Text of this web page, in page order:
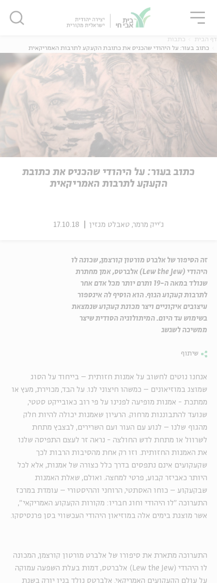
נוער
אנגלית
דף הבית
כתבות
כתוב בעור: על היהודי שהכניס את כתובת הקעקע לתרבות האמריקאית
כתוב בעור: על היהודי שהכניס את כתובת
הקעקע לתרבות האמריקאית
ג'ייק מרמר, טאבלט מגזין 17.10.18
זה הסיפור של אלברט מורטון קורצמן, שכונה לו
היהודי (Lew the Jew) אלברטס, אמן מחתרת
שנולד במאה ה-19 ותרם יותר מכל אדם אחר
לתרבות קעקוע הגוף. הוא הוסיף לה אינספור
עיצובים איקוניים ויצר מכונת קעקוע שנמצאת
בשימוש עד היום. המיתולוגיה הסודית שיצר
ממשיכה לשגשג
שיתוף
אנחנו נוטים לחשוב על אמנות חזותית – בייחוד על הסוג
שמוצג במוזיאונים – כמשהו חיצוני לנו. על הבד, מכוירת, מעץ או
ממתכת - אמנות מופיעה לפנינו על פי רוב כאובייקט סטטי,
שנועד להתבוננות מרחוק. הרעיון שאמנות יכולה להיות חלק
מהגוף שלנו – לנוע עם העור ועם השרירים, לבצבץ מתחת
לשרוול או מתחת לדש החולצה - נראה זר לעצם התפיסה שלנו
את האמנות החזותית. וזו רק אחת מהסיבות הרבות לכך
שקעקועים אינם נתפסים בדרך כלל כצורה של אמנות, אלא לכל
היותר כאביזר קבוע, פרטי למחצה. ואולם, שאלת האמנות
שבקעקוע – כוחו האסתטי, הרוחני וההיסטורי – עומדת במרכז
התערוכה "לו היהודי וחוג חבריו: מקורות הקעקוע האמריקאי",
אשר מוצגת בימים אלה במוזיאון היהודי העכשווי בסן פרנסיסקו.
התערוכה מתארת ​​את סיפורו של אלברט מורטון קורצמן, המכונה
לו היהודי ( Lew the Jew
) אלברטס, דמות בעלת השפעה עמוקה
על עולם הקעקועים האמריקאי. אלברטס נולד בניו יורק בשנת
סגור